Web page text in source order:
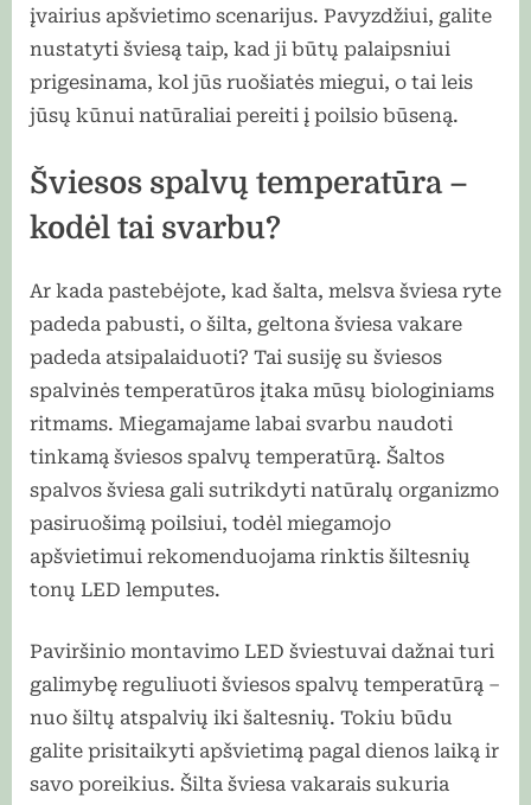
įvairius apšvietimo scenarijus. Pavyzdžiui, galite
nustatyti šviesą taip, kad ji būtų palaipsniui
prigesinama, kol jūs ruošiatės miegui, o tai leis
jūsų kūnui natūraliai pereiti į poilsio būseną.
Šviesos spalvų temperatūra –
kodėl tai svarbu?
Ar kada pastebėjote, kad šalta, melsva šviesa ryte
padeda pabusti, o šilta, geltona šviesa vakare
padeda atsipalaiduoti? Tai susiję su šviesos
spalvinės temperatūros įtaka mūsų biologiniams
ritmams. Miegamajame labai svarbu naudoti
tinkamą šviesos spalvų temperatūrą. Šaltos
spalvos šviesa gali sutrikdyti natūralų organizmo
pasiruošimą poilsiui, todėl miegamojo
apšvietimui rekomenduojama rinktis šiltesnių
tonų LED lemputes.
Paviršinio montavimo LED šviestuvai dažnai turi
galimybę reguliuoti šviesos spalvų temperatūrą –
nuo šiltų atspalvių iki šaltesnių. Tokiu būdu
galite prisitaikyti apšvietimą pagal dienos laiką ir
savo poreikius. Šilta šviesa vakarais sukuria